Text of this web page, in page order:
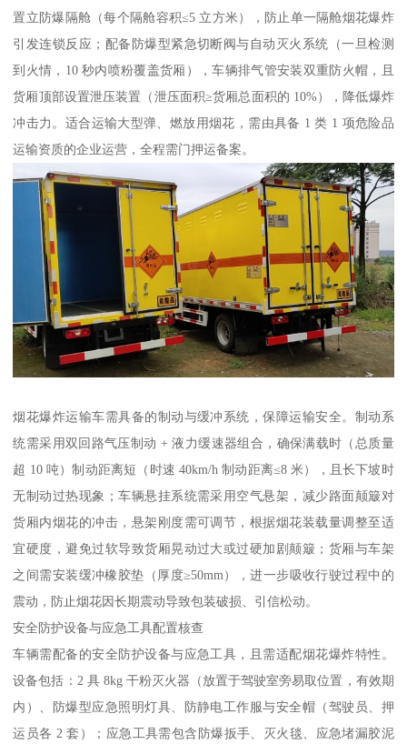
置立防爆隔舱（每个隔舱容积≤5 立方米），防止单一隔舱烟花爆炸
引发连锁反应；配备防爆型紧急切断阀与自动灭火系统（一旦检测
到火情，10 秒内喷粉覆盖货厢），车辆排气管安装双重防火帽，且
货厢顶部设置泄压装置（泄压面积≥货厢总面积的 10%），降低爆炸
冲击力。适合运输大型弹、燃放用烟花，需由具备 1 类 1 项危险品
运输资质的企业运营，全程需门押运备案。​
烟花爆炸运输车需具备的制动与缓冲系统，保障运输安全。制动系
统需采用双回路气压制动 + 液力缓速器组合，确保满载时（总质量
超 10 吨）制动距离短（时速 40km/h 制动距离≤8 米），且长下坡时
无制动过热现象；车辆悬挂系统需采用空气悬架，减少路面颠簸对
货厢内烟花的冲击，悬架刚度需可调节，根据烟花装载量调整至适
宜硬度，避免过软导致货厢晃动过大或过硬加剧颠簸；货厢与车架
之间需安装缓冲橡胶垫（厚度≥50mm），进一步吸收行驶过程中的
震动，防止烟花因长期震动导致包装破损、引信松动。​
安全防护设备与应急工具配置核查​
车辆需配备的安全防护设备与应急工具，且需适配烟花爆炸特性。
设备包括：2 具 8kg 干粉灭火器（放置于驾驶室旁易取位置，有效期
内）、防爆型应急照明灯具、防静电工作服与安全帽（驾驶员、押
运员各 2 套）；应急工具需包含防爆扳手、灭火毯、应急堵漏胶泥